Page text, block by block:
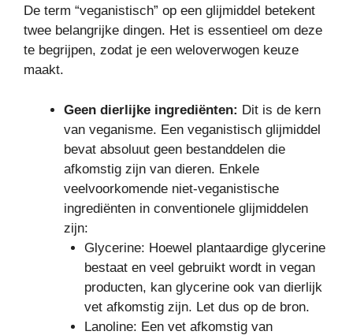
De term “veganistisch” op een glijmiddel betekent
twee belangrijke dingen. Het is essentieel om deze
te begrijpen, zodat je een weloverwogen keuze
maakt.
Geen dierlijke ingrediënten: Dit is de kern
van veganisme. Een veganistisch glijmiddel
bevat absoluut geen bestanddelen die
afkomstig zijn van dieren. Enkele
veelvoorkomende niet-veganistische
ingrediënten in conventionele glijmiddelen
zijn:
Glycerine: Hoewel plantaardige glycerine
bestaat en veel gebruikt wordt in vegan
producten, kan glycerine ook van dierlijk
vet afkomstig zijn. Let dus op de bron.
Lanoline: Een vet afkomstig van